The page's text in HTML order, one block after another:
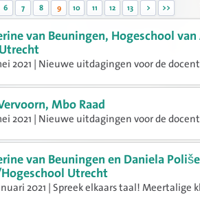
6 7 8 9 10 11 12 13 > >>
van Beuningen, Hogeschool
2021 | Nieuwe uitdagingen voor de
Mbo Raad
2021 | Nieuwe uitdagingen voor de
van Beuningen en Daniela
Utrecht
2021 | Spreek elkaars taal! Meertalige